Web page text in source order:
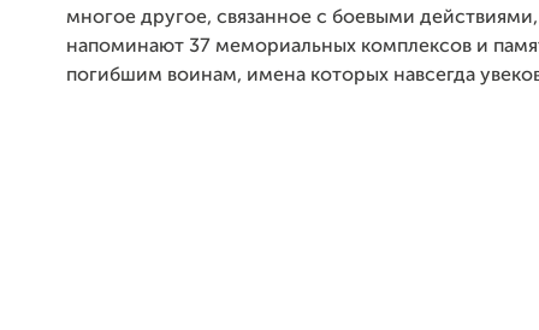
многое другое, связанное с боевыми
напоминают 37 мемориальных комплексов и
погибшим воинам, имена которых навсегда